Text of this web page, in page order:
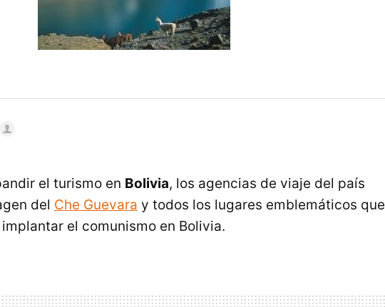
el turismo en Bolivia, los agencias de viaje del país
del Che Guevara y todos los lugares emblemáticos que
el comunismo en Bolivia.